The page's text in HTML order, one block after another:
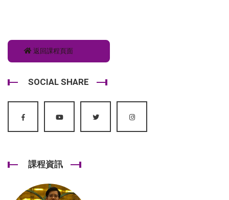
返回課程頁面
SOCIAL SHARE
課程資訊